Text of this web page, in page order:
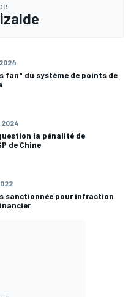
fan" du système de points de
2024
la pénalité de
de Chine
sanctionnée pour infraction